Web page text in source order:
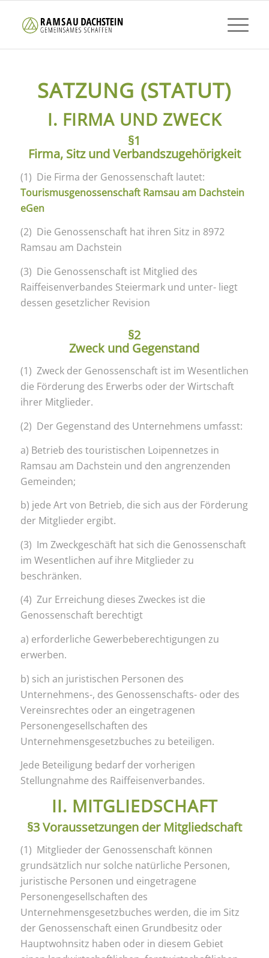
SATZUNG (STATUT)
I. FIRMA UND ZWECK
§1
Firma, Sitz und Verbandszugehörigkeit
(1) Die Firma der Genossenschaft lautet:
Tourismusgenossenschaft Ramsau am Dachstein
eGen
(2) Die Genossenschaft hat ihren Sitz in 8972
Ramsau am Dachstein
(3) Die Genossenschaft ist Mitglied des
Raiffeisenverbandes Steiermark und unter- liegt
dessen gesetzlicher Revision
§2
Zweck und Gegenstand
(1) Zweck der Genossenschaft ist im Wesentlichen
die Förderung des Erwerbs oder der Wirtschaft
ihrer Mitglieder.
(2) Der Gegenstand des Unternehmens umfasst:
a) Betrieb des touristischen Loipennetzes in
Ramsau am Dachstein und den angrenzenden
Gemeinden;
b) jede Art von Betrieb, die sich aus der Förderung
der Mitglieder ergibt.
(3) Im Zweckgeschäft hat sich die Genossenschaft
im Wesentlichen auf ihre Mitglieder zu
beschränken.
(4) Zur Erreichung dieses Zweckes ist die
Genossenschaft berechtigt
a) erforderliche Gewerbeberechtigungen zu
erwerben.
b) sich an juristischen Personen des
Unternehmens-, des Genossenschafts- oder des
Vereinsrechtes oder an eingetragenen
Personengesellschaften des
Unternehmensgesetzbuches zu beteiligen.
Jede Beteiligung bedarf der vorherigen
Stellungnahme des Raiffeisenverbandes.
II. MITGLIEDSCHAFT
§3 Voraussetzungen der Mitgliedschaft
(1) Mitglieder der Genossenschaft können
grundsätzlich nur solche natürliche Personen,
juristische Personen und eingetragene
Personengesellschaften des
Unternehmensgesetzbuches werden, die im Sitz
der Genossenschaft einen Grundbesitz oder
Hauptwohnsitz haben oder in diesem Gebiet